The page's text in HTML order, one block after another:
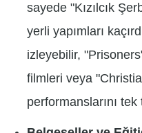
sayede "Kızılcık
yerli yapımları
izleyebilir,
filmleri veya
performanslarını